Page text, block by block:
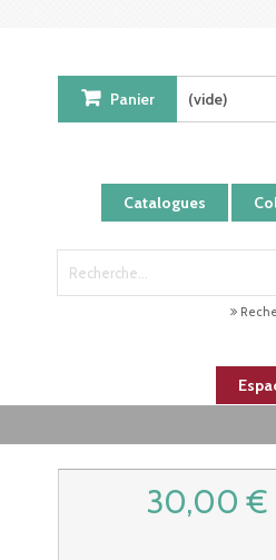
Catalogues
Panier (vide)
30,00 €